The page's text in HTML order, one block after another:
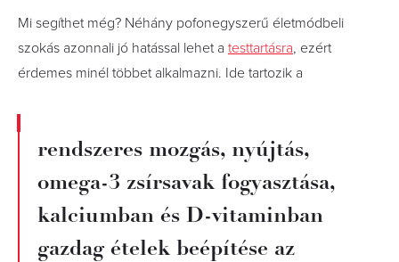
Mi segíthet még? Néhány pofonegyszerű életmódbeli
szokás azonnali jó hatással lehet a testtartásra, ezért
érdemes minél többet alkalmazni. Ide tartozik a
rendszeres mozgás, nyújtás,
omega-3 zsírsavak fogyasztása,
kalciumban és D-vitaminban
gazdag ételek beépítése az